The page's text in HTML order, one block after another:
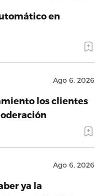
en
Ago 6, 2026
los clientes
Ago 6, 2026
ya la